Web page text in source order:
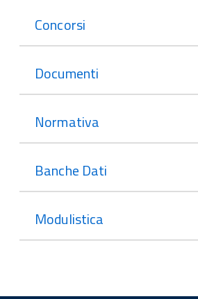
Concorsi
Documenti
Normativa
Banche Dati
Modulistica